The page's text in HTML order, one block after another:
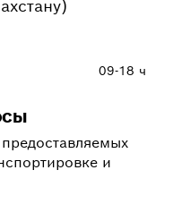
09-18 ч
и